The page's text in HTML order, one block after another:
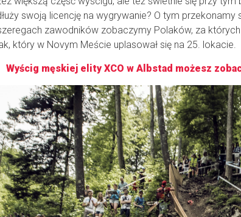
swoją licencję na wygrywanie? O tym
zawodników zobaczymy Polaków, za
który w Novym Meście uplasował się na 25. lokacie.
Wyścig męskiej elity XCO w Albstad możesz